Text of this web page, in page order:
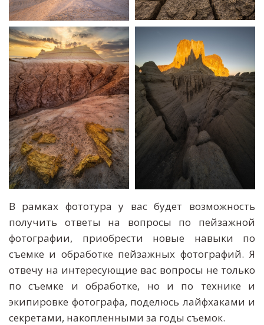
В рамках фототура у вас будет возможность
получить ответы на вопросы по пейзажной
фотографии, приобрести новые навыки по
съемке и обработке пейзажных фотографий. Я
отвечу на интересующие вас вопросы не только
по съемке и обработке, но и по технике и
экипировке фотографа, поделюсь лайфхаками и
секретами, накопленными за годы съемок.